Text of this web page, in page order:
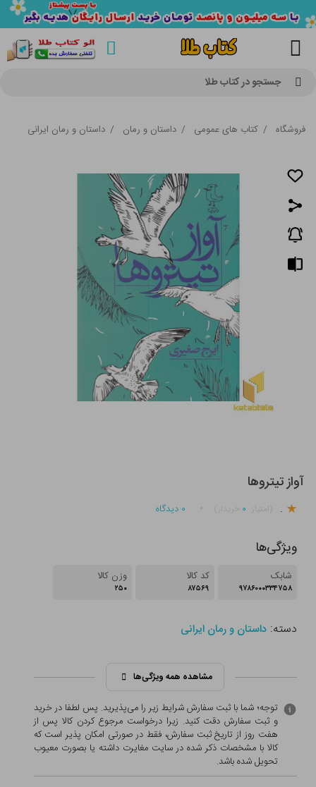
جستجو در کتاب طلا
فروشگاه / کتاب های عمومی / داستان و رمان / داستان و رمان ایرانی
آواز تیتروها
. ۰ ۰ دیدگاه
ویژگی‌ها
شابک
۹۷۸۶۰۰۰۳۳۴۷۵۸
کد کالا
۸۷۵۶۹
وزن کالا
۲۵۰
دسته:داستان و رمان ایرانی
مشاهده همه ویژگی‌ها
توجه؛ شما با ثبت سفارش شرایط زیر را می‌پذیرید. پس لطفا در خرید
و ثبت سفارش دقت کنید. زیرا درخواست مرجوع کردن کالا پس از
هفت روز از تاریخ ثبت سفارش، فقط در صورتی امکان پذیر است که
کالا با مشخصات ذکر شده در سایت مغایرت داشته یا بصورت معيوب
تحویل شده باشد.